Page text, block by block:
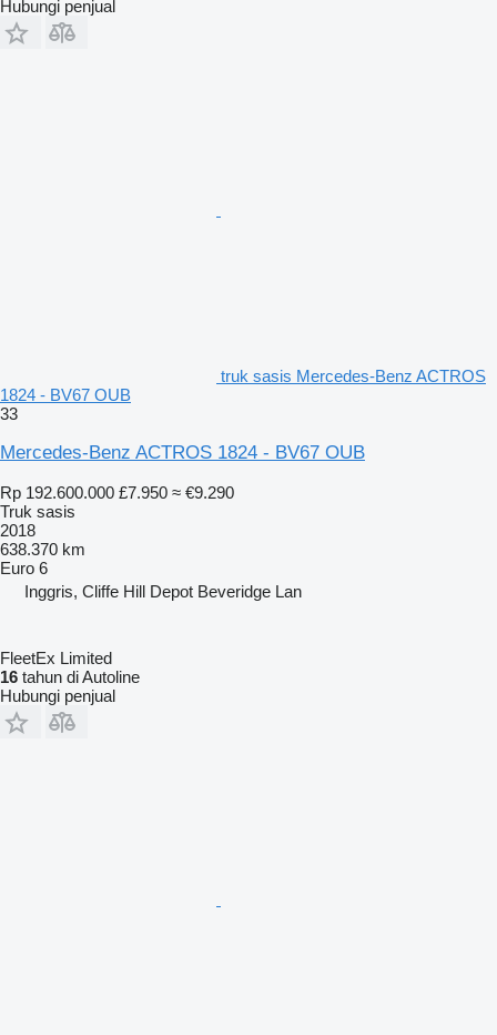
Hubungi penjual
truk sasis Mercedes-Benz ACTROS
1824 - BV67 OUB
33
Mercedes-Benz ACTROS 1824 - BV67 OUB
Rp 192.600.000 £7.950 ≈ €9.290
Truk sasis
2018
638.370 km
Euro 6
Inggris, Cliffe Hill Depot Beveridge Lan
FleetEx Limited
16 tahun di Autoline
Hubungi penjual